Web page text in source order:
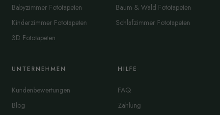
Babyzimmer Fototapeten
Kinderzimmer Fototapeten
3D Fototapeten
Baum & Wald Fototapeten
Schlafzimmer Fototapeten
UNTERNEHMEN
Kundenbewertungen
Blog
HILFE
FAQ
Zahlung